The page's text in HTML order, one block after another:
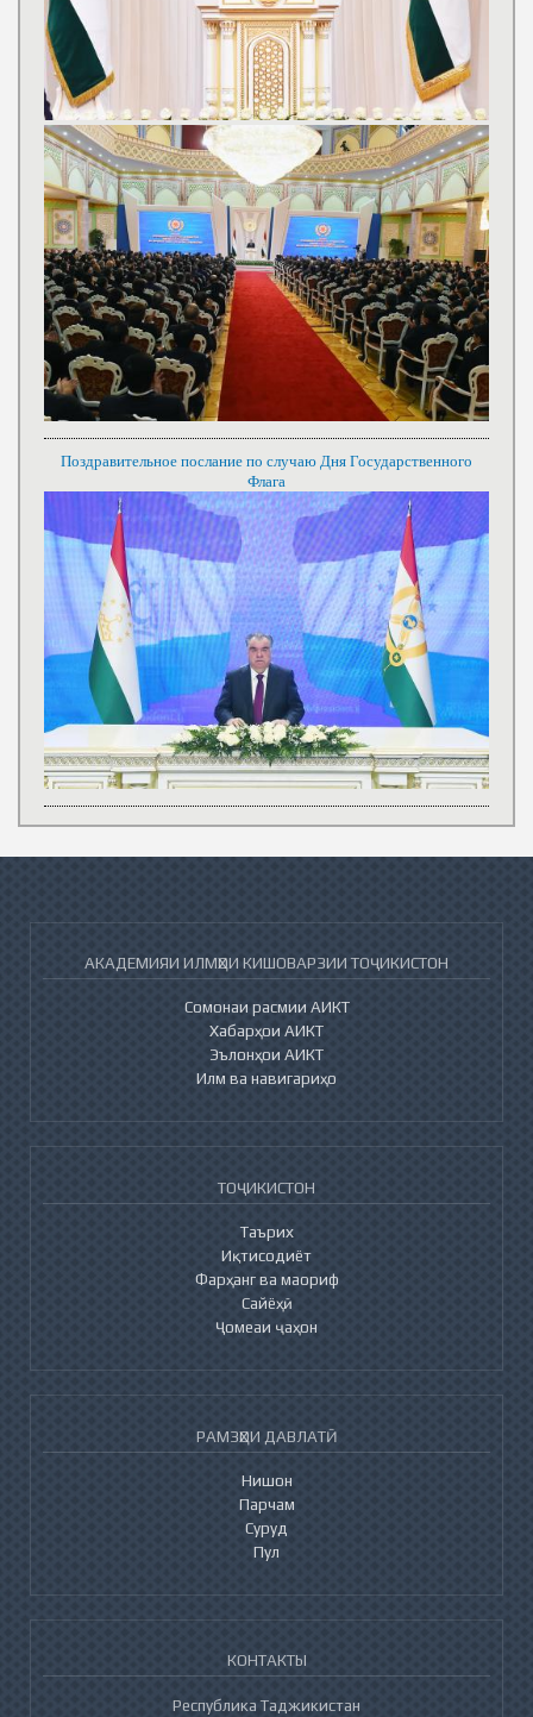
Поздравительное послание по случаю Дня Государственного
Флага
АКАДЕМИЯИ ИЛМҲОИ КИШОВАРЗИИ ТОҶИКИСТОН
Сомонаи расмии АИКТ
Хабарҳои АИКТ
Эълонҳои АИКТ
Илм ва навигариҳо
ТОҶИКИСТОН
Таърих
Иқтисодиёт
Фарҳанг ва маориф
Сайёҳӣ
Ҷомеаи ҷаҳон
РАМЗҲОИ ДАВЛАТӢ
Нишон
Парчам
Суруд
Пул
КОНТАКТЫ
Республика Таджикистан